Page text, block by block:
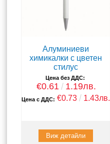
Алуминиеви
химикалки с цветен
стилус
Цена без ДДС:
€0.61 1.19лв.
Цена с ДДС: €0.73 1.43лв.
Виж детайли